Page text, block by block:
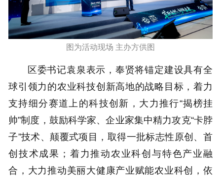
图为活动现场 主办方供图
区委书记袁泉表示，奉贤将锚定建设具有全
球引领力的农业科技创新高地的战略目标，着力
支持细分赛道上的科技创新，大力推行“揭榜挂
帅”制度，鼓励科学家、企业家集中精力攻克“卡脖
子”技术、颠覆式项目，取得一批标志性原创、首
创技术成果；着力推动农业科创与特色产业融
合，大力推动美丽大健康产业赋能农业科创，依